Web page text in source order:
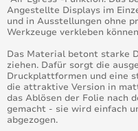
Angestellte Displays im
und in Ausstellungen ohne
Werkzeuge verkleben
Das Material betont starke
ziehen. Dafür sorgt die
Druckplattformen und eine
die attraktive Version in
das Ablösen der Folie nach
gemacht - sie wird einfach
abgezogen.